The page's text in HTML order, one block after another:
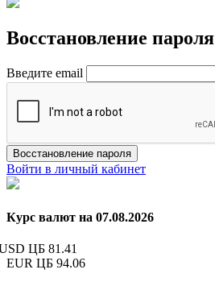
Восстановление пароля
Введите email
Восстановление пароля
Войти в личный кабинет
Курс валют на 07.08.2026
ЦБ 81.41
EUR ЦБ 94.06